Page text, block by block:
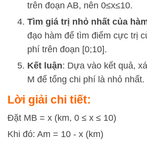
trên đoạn AB, nên 0≤x≤10.
Tìm giá trị nhỏ nhất của
đạo hàm để tìm điểm cực trị
phí trên đoạn [0;10].
Kết luận: Dựa vào kết quả,
M để tổng chi phí là nhỏ nhất.
Lời giải chi tiết:
Đặt MB = x (km, 0 ≤ x ≤ 10)
Khi đó: Am = 10 - x (km)